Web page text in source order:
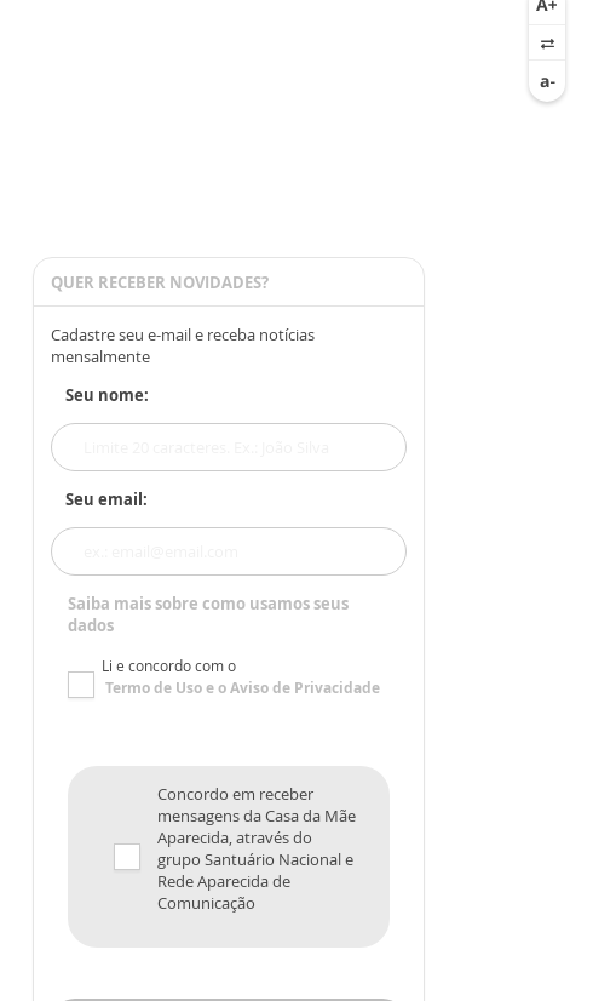
QUER RECEBER NOVIDADES?
Cadastre seu e-mail e receba notícias
mensalmente
Seu nome:
Seu email:
Saiba mais sobre como usamos seus
dados
Li e concordo com o
Termo de Usoe oAviso de Privacidade
Concordo em receber
mensagens da Casa da Mãe
Aparecida, através do
grupo Santuário Nacional e
Rede Aparecida de
Comunicação